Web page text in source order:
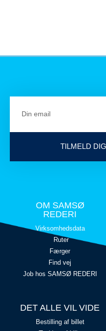
TILMELD
OM SAMSØ
REDERI
Virksomhedsdata
Ruter
Færger
Find vej
Job hos SAMSØ REDERI
DET ALLE VIL VIDE
Bestilling af billet